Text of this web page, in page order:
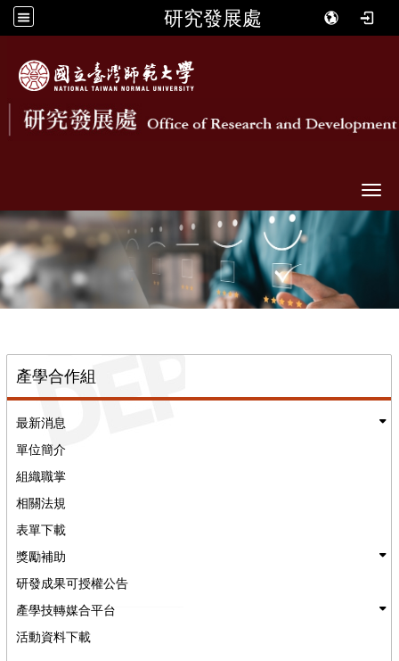
研究發展處
產學合作組
最新消息
單位簡介
組織職掌
相關法規
表單下載
獎勵補助
研發成果可授權公告
產學技轉媒合平台
活動資料下載